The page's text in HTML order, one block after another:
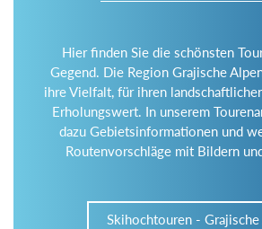
Hier finden Sie die schönsten
Gegend. Die Region Grajische
ihre Vielfalt, für ihren
Erholungswert. In unserem
dazu Gebietsinformationen und
Routenvorschläge mit Bildern
Skihochtouren - Grajische